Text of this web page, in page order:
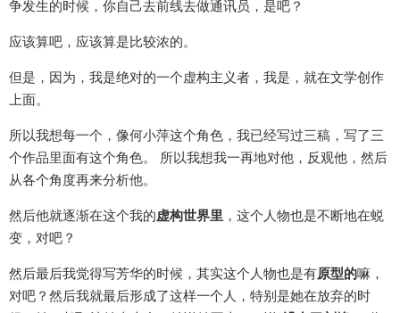
争发生的时候，你自己去前线去做通讯员，是吧？
应该算吧，应该算是比较浓的。
但是，因为，我是绝对的一个虚构主义者，我是，就在文学创作
上面。
所以我想每一个，像何小萍这个角色，我已经写过三稿，写了三
个作品里面有这个角色。 所以我想我一再地对他，反观他，然后
从各个角度再来分析他。
然后他就逐渐在这个我的虚构世界里 ，这个人物也是不断地在蜕
变，对吧？
然后最后我觉得写芳华的时候，其实这个人物也是有原型的嘛，
对吧？然后我就最后形成了这样一个人，特别是她在放弃的时